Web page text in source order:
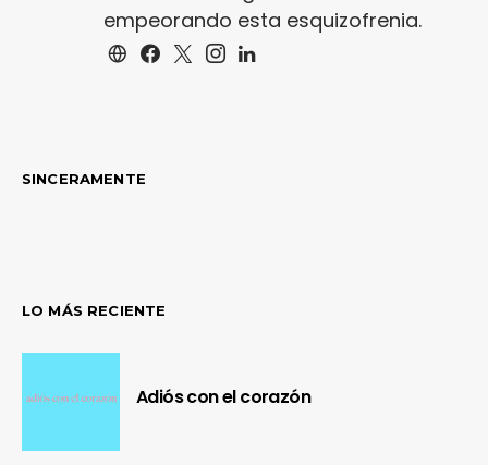
empeorando esta esquizofrenia.
SINCERAMENTE
LO MÁS RECIENTE
Adiós con el corazón